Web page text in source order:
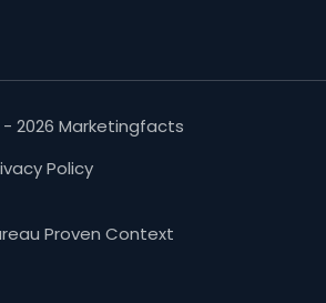
2026 Marketingfacts
Policy
Proven Context